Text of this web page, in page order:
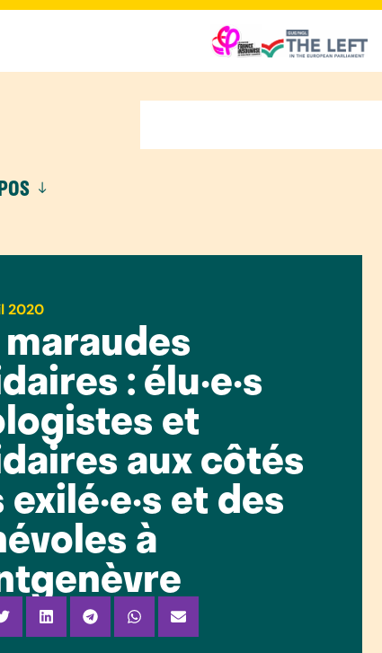
2020
maraudes
: élu·e·s
et
aux côtés
et des
à